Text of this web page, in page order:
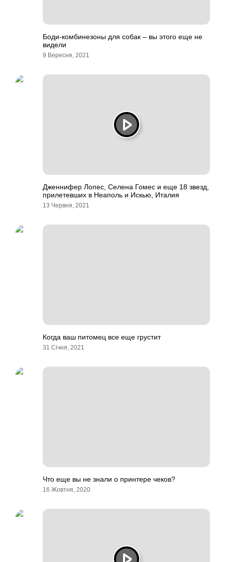
Боди-комбинезоны для собак – вы этого еще не
видели
9 Вересня, 2021
Дженнифер Лопес, Селена Гомес и еще 18 звезд,
прилетевших в Неаполь и Искью, Италия
13 Червня, 2021
Когда ваш питомец все еще грустит
31 Січня, 2021
Что еще вы не знали о принтере чеков?
16 Жовтня, 2020